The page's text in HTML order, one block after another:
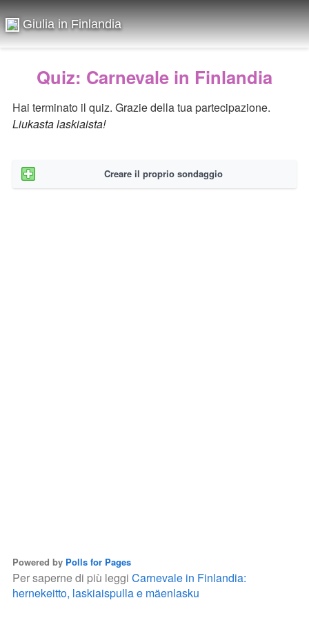
Giulia in Finlandia
Quiz: Carnevale in Finlandia
Hai terminato il quiz. Grazie della tua partecipazione.
Liukasta laskiaista!
Creare il proprio sondaggio
Powered by Polls for Pages
Per saperne di più leggi Carnevale in Finlandia:
hernekeitto, laskiaispulla e mäenlasku